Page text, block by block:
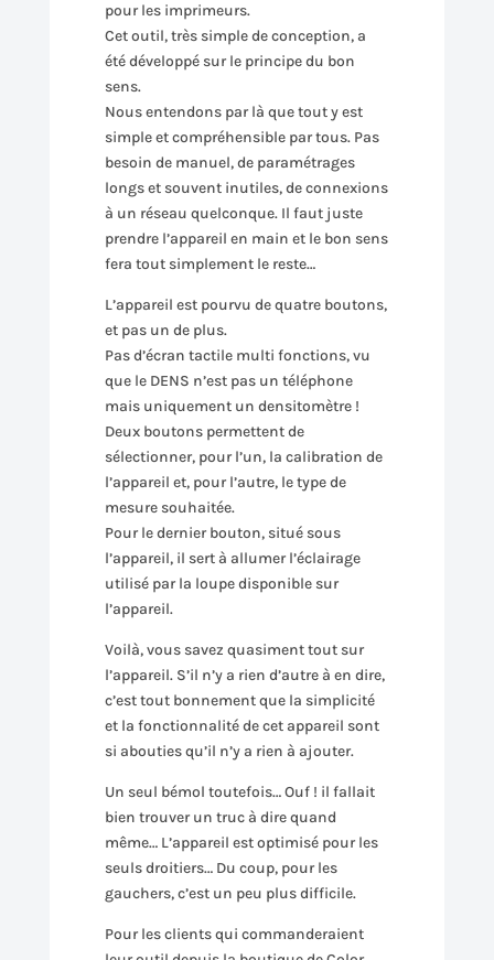
pour les imprimeurs.
Cet outil, très simple de conception, a
été développé sur le principe du bon
sens.
Nous entendons par là que tout y est
simple et compréhensible par tous. Pas
besoin de manuel, de paramétrages
longs et souvent inutiles, de connexions
à un réseau quelconque. Il faut juste
prendre l’appareil en main et le bon sens
fera tout simplement le reste…
L’appareil est pourvu de quatre boutons,
et pas un de plus.
Pas d’écran tactile multi fonctions, vu
que le DENS n’est pas un téléphone
mais uniquement un densitomètre !
Deux boutons permettent de
sélectionner, pour l’un, la calibration de
l’appareil et, pour l’autre, le type de
mesure souhaitée.
Pour le dernier bouton, situé sous
l’appareil, il sert à allumer l’éclairage
utilisé par la loupe disponible sur
l’appareil.
Voilà, vous savez quasiment tout sur
l’appareil. S’il n’y a rien d’autre à en dire,
c’est tout bonnement que la simplicité
et la fonctionnalité de cet appareil sont
si abouties qu’il n’y a rien à ajouter.
Un seul bémol toutefois… Ouf ! il fallait
bien trouver un truc à dire quand
même… L’appareil est optimisé pour les
seuls droitiers… Du coup, pour les
gauchers, c’est un peu plus difficile.
Pour les clients qui commanderaient